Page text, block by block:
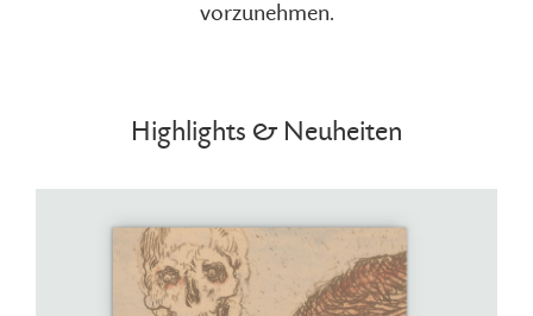
vorzunehmen.
Highlights & Neuheiten